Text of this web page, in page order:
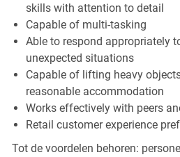
skills with attention to detail
Capable of multi-tasking
Able to respond appropriately
unexpected situations
Capable of lifting heavy
reasonable accommodation
Works effectively with peers
Retail customer experience
Tot de voordelen behoren: